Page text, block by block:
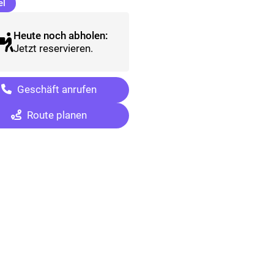
(ausgewählt)
Heute noch abholen:
Jetzt reservieren.
Geschäft anrufen
Route planen